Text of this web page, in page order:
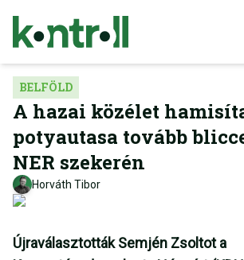
BELFÖLD
A hazai közélet
potyautasa tovább
NER szekerén
Horváth Tibor
Újraválasztották Semjén Zsoltot a